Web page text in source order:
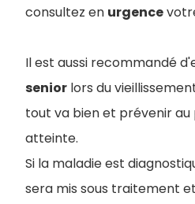
consultez en urgence
Il est aussi recommandé
senior lors du
tout va bien et prévenir au
atteinte.
Si la maladie est
sera mis sous traitement